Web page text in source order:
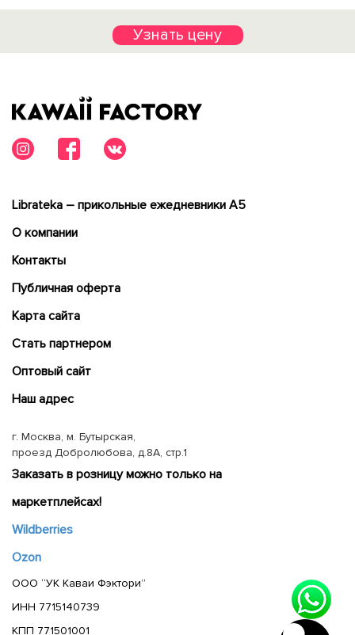
Узнать цену
Librateka – прикольные ежедневники А5
О компании
Контакты
Публичная оферта
Карта сайта
Cтать партнером
Оптовый сайт
Наш адрес
г. Москва, м. Бутырская,
проезд Добролюбова, д.8А, стр.1
Заказать в розницу можно только на
маркетплейсах!
Wildberries
Ozon
ООО “УК Каваи Фэктори”
ИНН 7715140739
КПП 771501001